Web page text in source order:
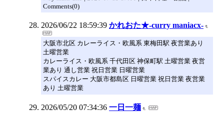
Comments(0)
2026/06/22 18:59:39 かれおた★-curry maniacx-
大阪市北区 カレーライス・欧風系 東梅田駅 夜営業あり
土曜営業
カレーライス・欧風系 千代田区 神保町駅 土曜営業 夜営
業あり 通し営業 祝日営業 日曜営業
スパイスカレー 大阪市都島区 日曜営業 祝日営業 夜営業
あり 土曜営業
2026/05/20 07:34:36 一日一麺